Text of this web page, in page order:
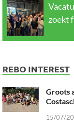
zoekt
REBO INTEREST
Groots
15/07/